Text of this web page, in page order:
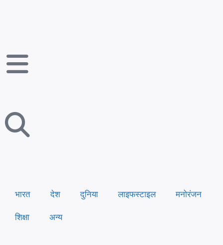
भारत देश दुनिया लाइफस्टाइल मनोरंजन
शिक्षा अन्य